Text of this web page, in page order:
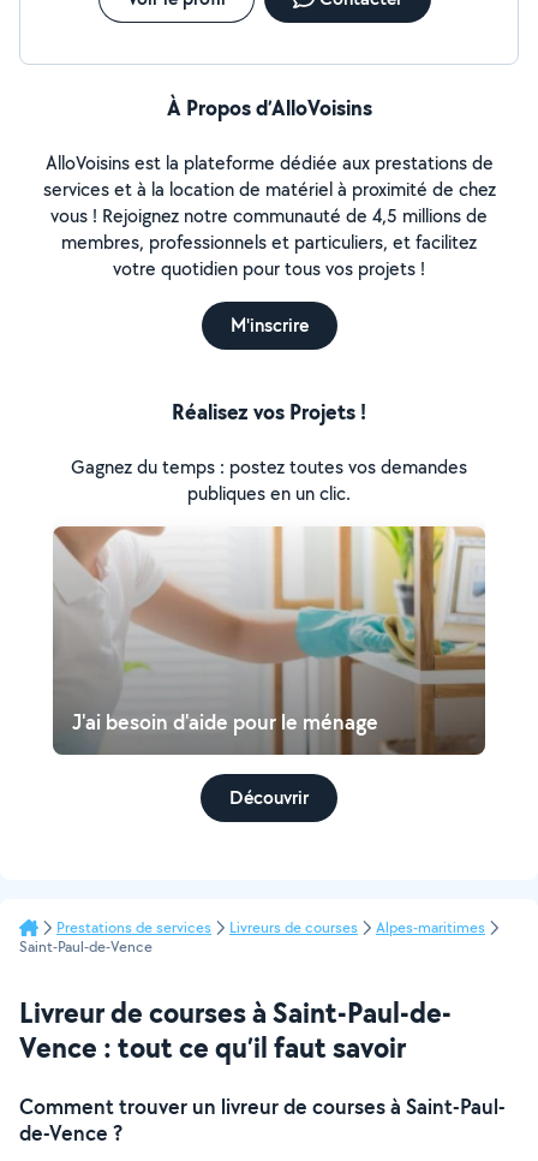
À Propos d’AlloVoisins
AlloVoisins est la plateforme dédiée aux prestations de
services et à la location de matériel à proximité de chez
vous ! Rejoignez notre communauté de 4,5 millions de
membres, professionnels et particuliers, et facilitez
votre quotidien pour tous vos projets !
M'inscrire
Réalisez vos Projets !
Gagnez du temps : postez toutes vos demandes
publiques en un clic.
J'ai besoin d'aide pour le ménage
Découvrir
Prestations de services Livreurs de courses
Alpes-maritimes
Saint-Paul-de-Vence
Livreur de courses à Saint-Paul-de-
Vence : tout ce qu’il faut savoir
Comment trouver un livreur de courses à Saint-Paul-
de-Vence ?